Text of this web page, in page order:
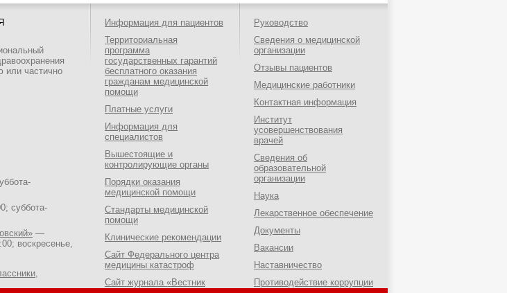
или частично
суббота-
—
воскресенье,
Информация для пациентов
Территориальная
программа
государственных гарантий
бесплатного оказания
гражданам медицинской
помощи
Платные услуги
Информация для
специалистов
Вышестоящие и
контролирующие органы
Порядки оказания
медицинской помощи
Стандарты медицинской
помощи
Клинические рекомендации
Сайт Федерального центра
медицины катастроф
Сайт журнала «Вестник
Руководство
Сведения о медицинской
организации
Отзывы пациентов
Медицинские работники
Контактная информация
Институт
усовершенствования
врачей
Сведения об
образовательной
организации
Наука
Лекарственное обеспечение
Документы
Вакансии
Наставничество
Противодействие коррупции